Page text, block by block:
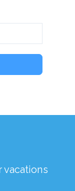
vacations